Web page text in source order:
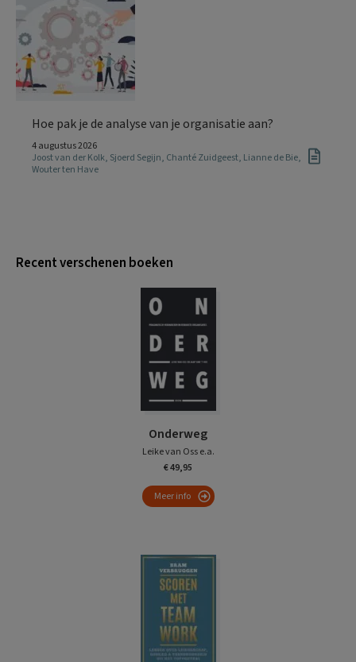
Hoe pak je de analyse van je organisatie aan?
4 augustus 2026
Joost van der Kolk, Sjoerd Segijn, Chanté Zuidgeest, Lianne de Bie,
Wouter ten Have
Recent verschenen boeken
Onderweg
Leike van Oss e.a.
€ 49,95
Meer info